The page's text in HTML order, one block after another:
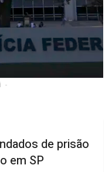
-
de prisão
em SP